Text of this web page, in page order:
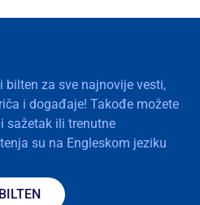
bilten za sve najnovije vesti,
i događaje! Takođe možete
sažetak ili trenutne
su na Engleskom jeziku